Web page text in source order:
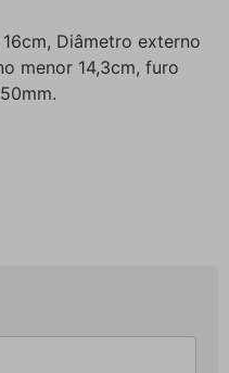
Diâmetro externo
menor 14,3cm, furo